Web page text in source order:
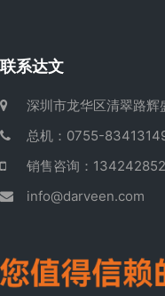
联系达文
深圳市龙华区清翠路
总机：0755-
销售咨询：
info@darveen.com